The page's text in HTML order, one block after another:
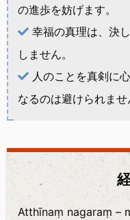
の進歩を妨げます。
幸福の真理は、決
しません。
人のことを真剣に
なるのは避けられませ
Atthīnaṃ nagaraṃ –